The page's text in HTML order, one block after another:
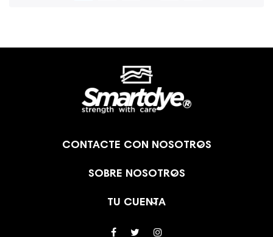
CONTACTE CON NOSOTROS

SOBRE NOSOTROS

TU CUENTA
